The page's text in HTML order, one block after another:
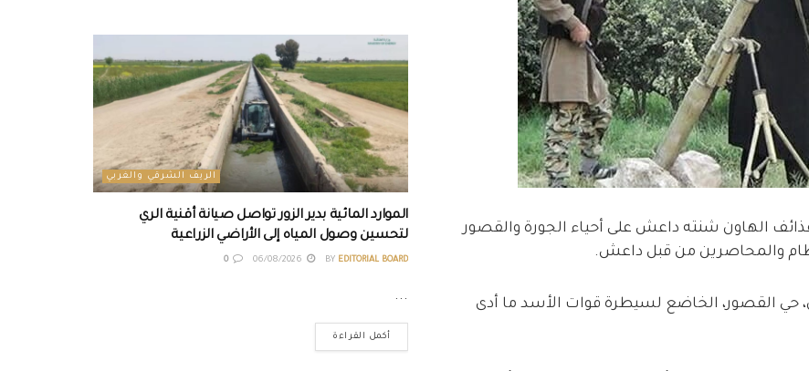
الهاون شنته داعش على أحياء الجورة والقصور
والمحاصرين من قبل داعش.
القصور، الخاضع لسيطرة قوات الأسد ما أدى
الريف الشرقي والغربي
الموارد المائية بدير الزور تواصل صيانة أقنية الري
لتحسين وصول المياه إلى الأراضي الزراعية
BY EDITORIAL BOARD
0
...
أكمل القراءة